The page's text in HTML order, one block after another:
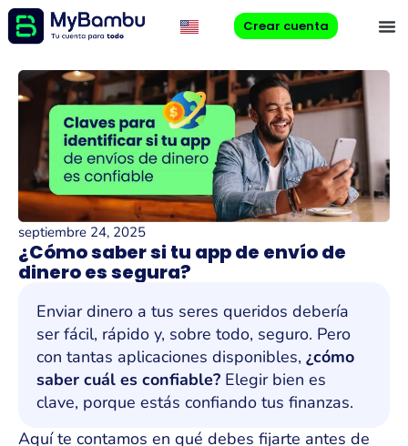
Crear cuenta
septiembre 24, 2025
¿Cómo saber si tu app de envío de
dinero es segura?
Enviar dinero a tus seres queridos debería
ser fácil, rápido y, sobre todo, seguro. Pero
con tantas aplicaciones disponibles, ¿cómo
saber cuál es confiable? Elegir bien es
clave, porque estás confiando tus finanzas.
Aquí te contamos en qué debes fijarte antes de